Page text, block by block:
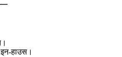
—
हाउस।